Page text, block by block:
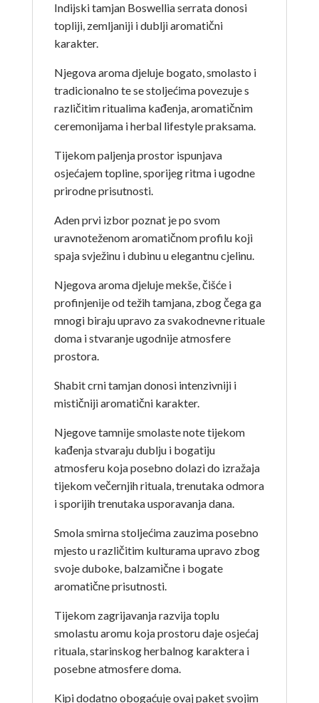
Indijski tamjan Boswellia serrata donosi
topliji, zemljaniji i dublji aromatični
karakter.
Njegova aroma djeluje bogato, smolasto i
tradicionalno te se stoljećima povezuje s
različitim ritualima kađenja, aromatičnim
ceremonijama i herbal lifestyle praksama.
Tijekom paljenja prostor ispunjava
osjećajem topline, sporijeg ritma i ugodne
prirodne prisutnosti.
Aden prvi izbor poznat je po svom
uravnoteženom aromatičnom profilu koji
spaja svježinu i dubinu u elegantnu cjelinu.
Njegova aroma djeluje mekše, čišće i
profinjenije od težih tamjana, zbog čega ga
mnogi biraju upravo za svakodnevne rituale
doma i stvaranje ugodnije atmosfere
prostora.
Shabit crni tamjan donosi intenzivniji i
mističniji aromatični karakter.
Njegove tamnije smolaste note tijekom
kađenja stvaraju dublju i bogatiju
atmosferu koja posebno dolazi do izražaja
tijekom večernjih rituala, trenutaka odmora
i sporijih trenutaka usporavanja dana.
Smola smirna stoljećima zauzima posebno
mjesto u različitim kulturama upravo zbog
svoje duboke, balzamične i bogate
aromatične prisutnosti.
Tijekom zagrijavanja razvija toplu
smolastu aromu koja prostoru daje osjećaj
rituala, starinskog herbalnog karaktera i
posebne atmosfere doma.
Kipi dodatno obogaćuje ovaj paket svojim